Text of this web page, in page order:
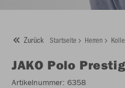
Zurück Startseite Herren
JAKO Polo
Artikelnummer: 6358